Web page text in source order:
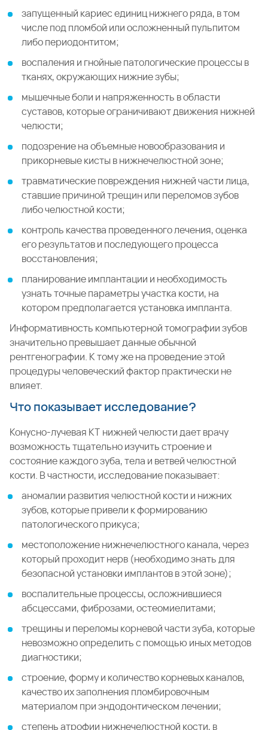
запущенный кариес единиц нижнего ряда, в том
числе под пломбой или осложненный пульпитом
либо периодонтитом;
воспаления и гнойные патологические процессы в
тканях, окружающих нижние зубы;
мышечные боли и напряженность в области
суставов, которые ограничивают движения нижней
челюсти;
подозрение на объемные новообразования и
прикорневые кисты в нижнечелюстной зоне;
травматические повреждения нижней части лица,
ставшие причиной трещин или переломов зубов
либо челюстной кости;
контроль качества проведенного лечения, оценка
его результатов и последующего процесса
восстановления;
планирование имплантации и необходимость
узнать точные параметры участка кости, на
котором предполагается установка импланта.
Информативность компьютерной томографии зубов
значительно превышает данные обычной
рентгенографии. К тому же на проведение этой
процедуры человеческий фактор практически не
влияет.
Что показывает исследование?
Конусно-лучевая КТ нижней челюсти дает врачу
возможность тщательно изучить строение и
состояние каждого зуба, тела и ветвей челюстной
кости. В частности, исследование показывает:
аномалии развития челюстной кости и нижних
зубов, которые привели к формированию
патологического прикуса;
местоположение нижнечелюстного канала, через
который проходит нерв (необходимо знать для
безопасной установки имплантов в этой зоне);
воспалительные процессы, осложнившиеся
абсцессами, фиброзами, остеомиелитами;
трещины и переломы корневой части зуба, которые
невозможно определить с помощью иных методов
диагностики;
строение, форму и количество корневых каналов,
качество их заполнения пломбировочным
материалом при эндодонтическом лечении;
степень атрофии нижнечелюстной кости, в